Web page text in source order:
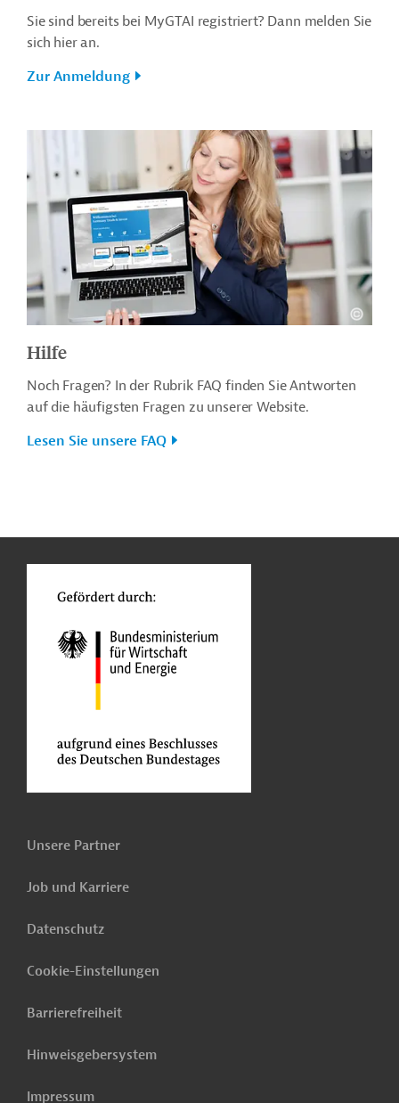
Sie sind bereits bei MyGTAI registriert? Dann melden Sie
sich hier an.
Zur Anmeldung
Hilfe
Noch Fragen? In der Rubrik FAQ finden Sie Antworten
auf die häufigsten Fragen zu unserer Website.
Lesen Sie unsere FAQ
Unsere Partner
Job und Karriere
Datenschutz
Cookie-Einstellungen
Barrierefreiheit
Hinweisgebersystem
Impressum